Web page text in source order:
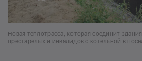
Новая теплотрасса, которая соединит
престарелых и инвалидов с котельной в